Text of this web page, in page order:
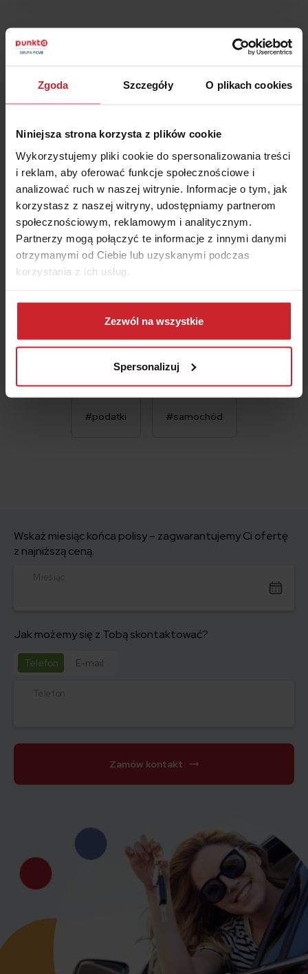
Zgoda Szczegóły O plikach cookies
Niniejsza strona korzysta z plików cookie
Wykorzystujemy pliki cookie do spersonalizowania treści
i reklam, aby oferować funkcje społecznościowe i
analizować ruch w naszej witrynie. Informacje o tym, jak
korzystasz z naszej witryny, udostępniamy partnerom
społecznościowym, reklamowym i analitycznym.
Partnerzy mogą połączyć te informacje z innymi danymi
otrzymanymi od Ciebie lub uzyskanymi podczas
korzystania z ich usług.
Dowiedz się więcej na temat tego, kim jesteśmy, jak
można się z nami skontaktować i w jaki sposób
przetwarzamy dane osobowe w ramachPolityki
Zezwól na wszystkie
Spersonalizuj
AkceptujęRegulamin świadczenia usług drogą
elektroniczną i zawierania umów na odległość oraz
Informacje o multiagencie i administratorze danych.
#podatki #samochód
Wskaż miesiąc końca polisy – zagwarantujemy Ci ofertę
z najniższą ceną.
Miesiąc
Jak możemy się z Tobą skontaktować?
Telefon E-mail
Telefon
Zamów kontakt